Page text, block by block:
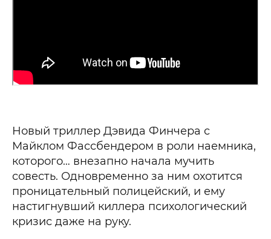
Новый триллер Дэвида Финчера с
Майклом Фассбендером в роли наемника,
которого… внезапно начала мучить
совесть. Одновременно за ним охотится
проницательный полицейский, и ему
настигнувший киллера психологический
кризис даже на руку.